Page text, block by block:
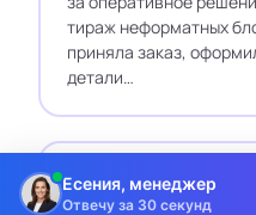
тираж неформатных
приняла заказ,
детали…
О Ольга Бойко
22 сентября 2025
Есения, менеджер
Отвечу за 30 секунд